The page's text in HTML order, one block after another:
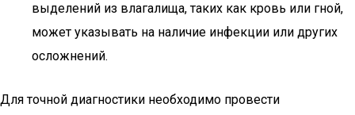
выделений из влагалища, таких как кровь или гной,
может указывать на наличие инфекции или других
осложнений.
Для точной диагностики необходимо провести